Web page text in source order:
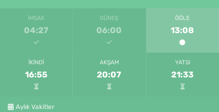
İMSAK
04:27
GÜNEŞ
06:00
ÖĞLE
13:08
İKINDI
16:55
AKŞAM
20:07
YATSI
21:33
Aylık Vakitler